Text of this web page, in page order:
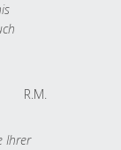
R.M.
Ihrer